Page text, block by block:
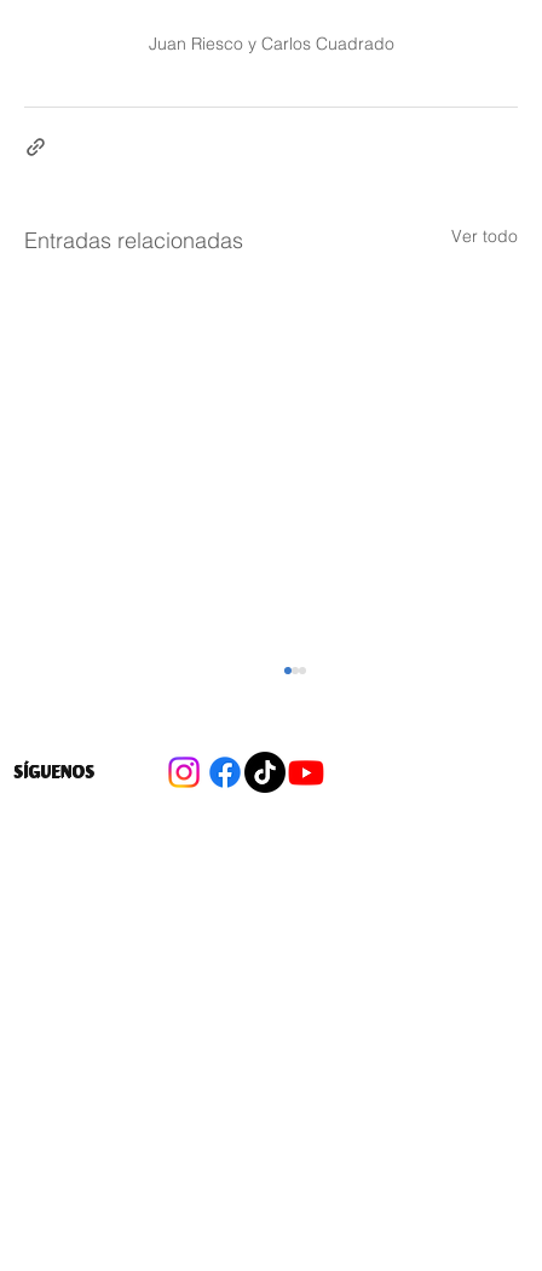
Juan Riesco y Carlos Cuadrado
Entradas relacionadas Ver todo
SÍGUENOS